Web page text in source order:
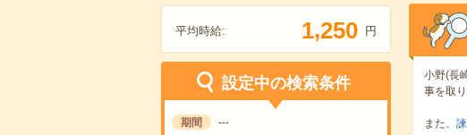
平均時給: 1,250 円
設定中の検索条件
期間 ---
小野(長
事を取
また、